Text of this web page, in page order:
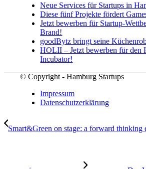
Neue Services für Startups in
Diese fünf Projekte fördert
Jetzt bewerben für Startup-
Brand!
goodBytz bringt seine
HOLII – Jetzt bewerben für den
Incubator!
© Copyright - Hamburg Startups
Impressum
Datenschutzerklärung
Smart&Green on stage: a forward thinking